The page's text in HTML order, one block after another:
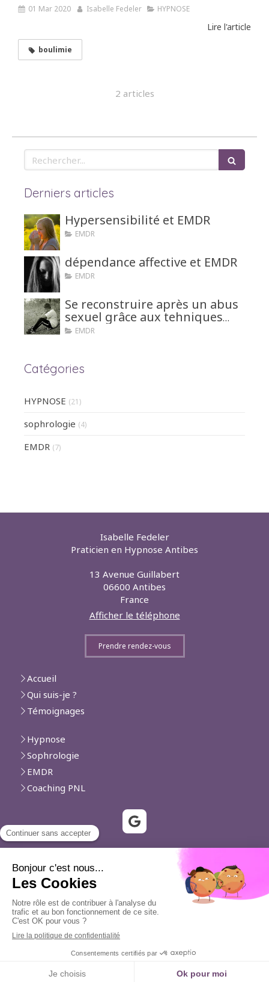
01 Mar 2020 Isabelle Fedeler HYPNOSE
Lire l'article
boulimie
2 articles
Rechercher
Derniers articles
Hypersensibilité et EMDR
EMDR
dépendance affective et EMDR
EMDR
Se reconstruire après un abus
sexuel grâce aux tehniques
d'hypnose ou EMDR
EMDR
Catégories
HYPNOSE (21)
sophrologie (4)
EMDR (7)
Isabelle Fedeler
Praticien en Hypnose Antibes
13 Avenue Guillabert
06600 Antibes
France
Afficher le téléphone
Prendre rendez-vous
Accueil
Qui suis-je ?
Témoignages
Hypnose
Sophrologie
EMDR
Coaching PNL
Vallauris, Biot, Villeneuve-Loubet, Le Cannet, Cannes,
Mougins, Cagnes-sur-Mer, Roquefort-les-Pins, Saint-
Laurent-du-Var, Valbonne, La Colle-sur-Loup, Mouans-
Sartoux, Nice
Plan du site
Mentions légales
Création et référencement du site par Simplébo